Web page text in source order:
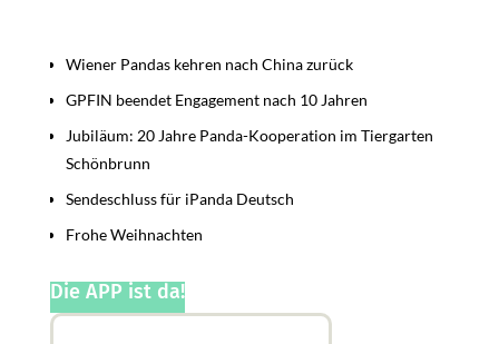
Wiener Pandas kehren nach China zurück
GPFIN beendet Engagement nach 10 Jahren
Jubiläum: 20 Jahre Panda-Kooperation im Tiergarten
Schönbrunn
Sendeschluss für iPanda Deutsch
Frohe Weihnachten
Die APP ist da!